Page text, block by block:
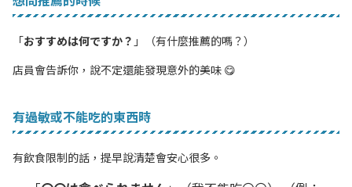
「おすすめは何ですか？ 」（有什麼推薦的嗎？）
店員會告訴你，說不定還能發現意外的美味 😋
有過敏或不能吃的東西時
有飲食限制的話，提早說清楚會安心很多。